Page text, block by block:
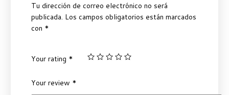
Tu dirección de correo electrónico no será
publicada. Los campos obligatorios están marcados
con *
Your rating *
Your review *